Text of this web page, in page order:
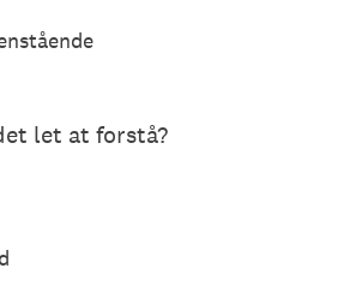
let at forstå?